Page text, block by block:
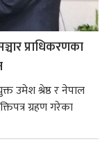
प्राधिकरणका
उमेश श्रेष्ठ र नेपाल
ग्रहण गरेका